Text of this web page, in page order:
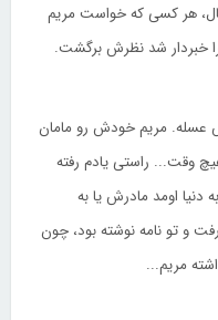
هر کسی که خواست مریم
خبردار شد نظرش برگشت.
عسله. مریم خودش رو مامان
وقت... راستی یادم رفته
دنیا اومد مادرش یا به
و تو نامه نوشته بود، چون
مریم...